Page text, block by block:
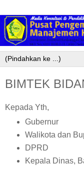
BIMTEK
Kepada Yth,
Gubernur
Walikota dan
DPRD
Kepala Dinas,